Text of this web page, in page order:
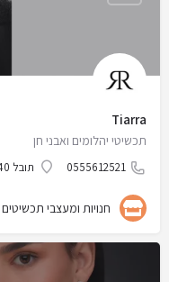
Tiarra
תכשיטי יהלומים ואבני חן
0555612521 תובל 40
חנויות ומעצבי תכשיטים